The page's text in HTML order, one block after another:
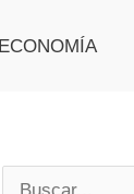
ECONOMÍA